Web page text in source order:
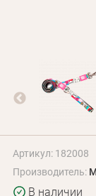
Артикул: 182008
Производитель:
В наличии